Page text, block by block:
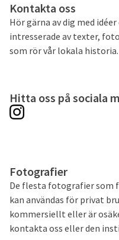
Kontakta oss
Hör gärna av dig med
intresserade av texter,
som rör vår lokala historia.
Hitta oss på sociala
Fotografier
De flesta fotografier som
kan användas för privat
kommersiellt eller är
kontakta oss eller den